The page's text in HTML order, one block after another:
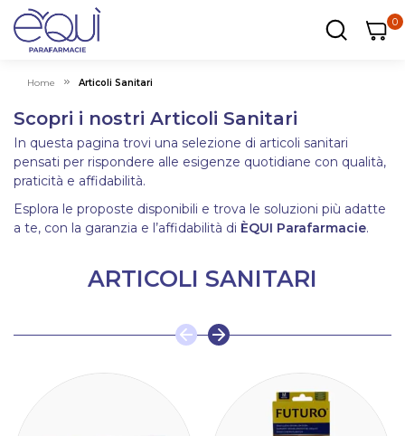
00
Home Articoli Sanitari
Scopri i nostri Articoli Sanitari
In questa pagina trovi una selezione di articoli sanitari
pensati per rispondere alle esigenze quotidiane con qualità,
praticità e affidabilità.
Esplora le proposte disponibili e trova le soluzioni più adatte
a te, con la garanzia e l’affidabilità di ÈQUI Parafarmacie.
ARTICOLI SANITARI